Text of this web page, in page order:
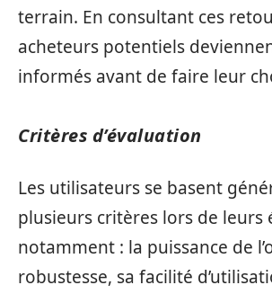
terrain. En consultant ces
acheteurs potentiels
informés avant de faire leur
Critères d’évaluation
Les utilisateurs se basent
plusieurs critères lors de leurs
notamment : la puissance de
robustesse, sa facilité